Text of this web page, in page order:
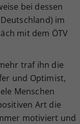
bei dessen
im
mit dem ÖTV
traf ihn die
und Optimist,
Menschen
Art die
motiviert und